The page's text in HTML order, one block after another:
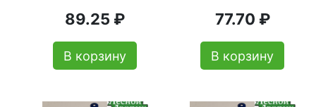
89.25 ₽
В корзину
77.70 ₽
В корзину